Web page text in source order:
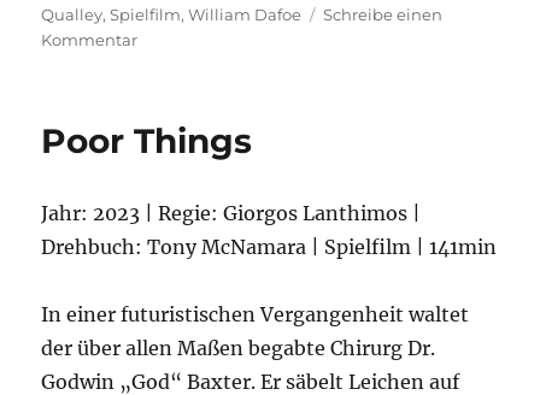
Qualley,Spielfilm,William Dafoe
Schreibe einen
Kommentarzu
Poor Things
Jahr: 2023 | Regie: Giorgos Lanthimos |
Drehbuch: Tony McNamara | Spielfilm | 141min
In einer futuristischen Vergangenheit waltet
der über allen Maßen begabte Chirurg Dr.
Godwin „God“ Baxter. Er säbelt Leichen auf